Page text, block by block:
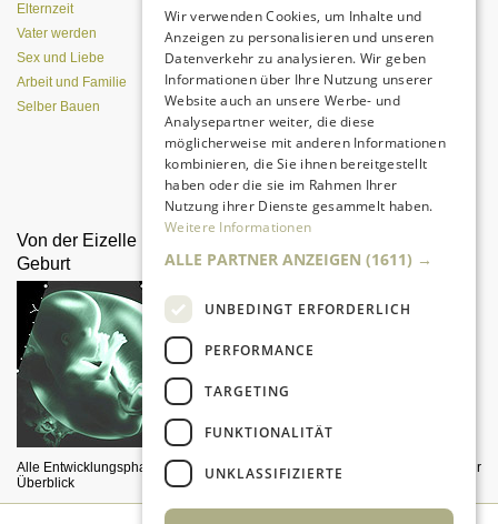
Elternzeit
Vater werden
Sex und Liebe
Arbeit und Familie
Selber Bauen
Da sind Kinder mit Begeisterung
dabei.
Von der Eizelle bis zur
Geburt
Alle Entwicklungsphasen im
Überblick
bauen
Preisgünstiger Rückzugsbereich für
Kinder
Wir verwenden Cookies, um Inhalte und
Anzeigen zu personalisieren und unseren
Datenverkehr zu analysieren. Wir geben
Informationen über Ihre Nutzung unserer
Website auch an unsere Werbe- und
Analysepartner weiter, die diese
möglicherweise mit anderen Informationen
kombinieren, die Sie ihnen bereitgestellt
haben oder die sie im Rahmen Ihrer
Nutzung ihrer Dienste gesammelt haben.
Weitere Informationen
ALLE PARTNER ANZEIGEN (1611) →
UNBEDINGT ERFORDERLICH
PERFORMANCE
TARGETING
FUNKTIONALITÄT
UNKLASSIFIZIERTE